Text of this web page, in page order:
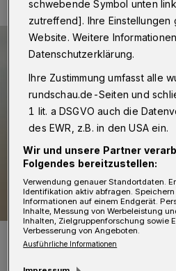
Kami Maltz.
Foto: Zohar Ralt
schwebende Symbol unten
zutreffend]. Ihre Einstellungen
Website. Weitere
Datenschutzerklärung.
Ihre Zustimmung umfasst alle
rundschau.de-Seiten und
1 lit. a DSGVO auch die
des EWR, z.B. in den USA ein.
Wir und unsere Partner
Folgendes bereitzustellen:
Verwendung genauer Standortdaten.
Identifikation aktiv abfragen.
Informationen auf einem Endgerät.
Inhalte, Messung von Werbeleistung
Inhalten, Zielgruppenforschung sowie
Verbesserung von Angeboten.
Ausführliche Informationen